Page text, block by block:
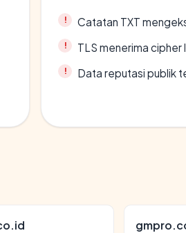
Catatan TXT
TLS menerima cipher
Data reputasi publik